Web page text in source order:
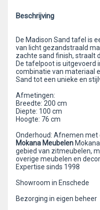
Beschrijving
De Madison Sand tafel is
van licht gezandstraald
zachte sand finish, straalt
De tafelpoot is uitgevoerd
combinatie van materiaal
Sand tot een unieke en
Afmetingen:
Breedte: 200 cm
Diepte: 100 cm
Hoogte: 76 cm
Onderhoud: Afnemen met
Mokana Meubelen
gebied van zitmeubelen,
overige meubelen en
Expertise sinds 1998
Showroom in Enschede
Bezorging in eigen beheer